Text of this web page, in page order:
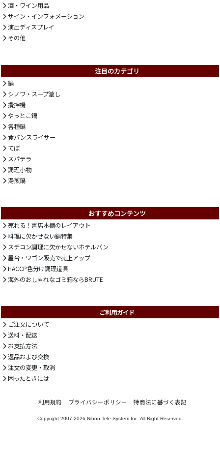
酒・ワイン用品
サイン・インフォメーション
演出ディスプレイ
その他
注目のカテゴリ
鍋
シノワ・スープ漉し
攪拌機
やっとこ鍋
各種鍋
食パンスライサー
てぼ
スパテラ
調理小物
湯煎鍋
おすすめコンテンツ
売れる！書店本棚のレイアウト
料理に欠かせない鍋特集
スチコン調理に欠かせないホテルパン
屋台・ワゴン販売で売上アップ
HACCP色分け調理道具
海外のおしゃれなゴミ箱ならBRUTE
ご利用ガイド
ご注文について
送料・配送
お支払方法
返品および交換
注文の変更・取消
困ったときには
利用規約 プライバシーポリシー 特商法に基づく表記
Copyright 2007-2026 Nihon Tele System Inc. All Right Reserved.